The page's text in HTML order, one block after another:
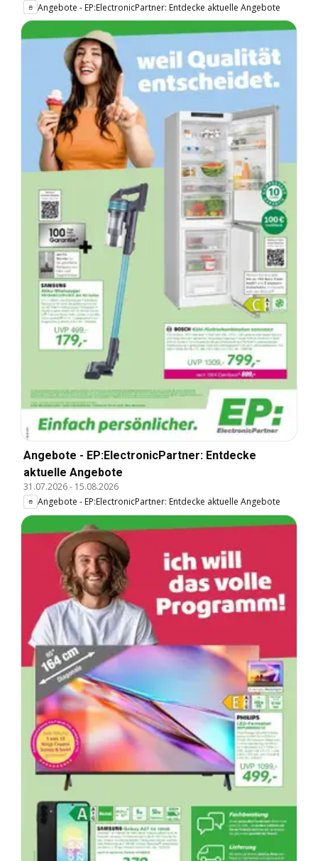
Angebote - EP:ElectronicPartner: Entdecke aktuelle Angebote
Angebote - EP:ElectronicPartner: Entdecke
aktuelle Angebote
31.07.2026- 15.08.2026
Angebote - EP:ElectronicPartner: Entdecke aktuelle Angebote